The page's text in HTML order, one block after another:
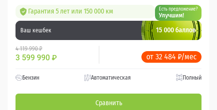
Гарантия 5 лет или 150 000 км Есть предложение?
Улучшим!
Ваш кешбек 15 000 баллов
4 119 990 ₽
3 599 990 ₽ от 32 484 ₽/мес
Бензин Автоматическая Полный
Сравнить